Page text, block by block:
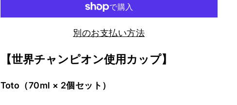
別のお支払い方法
【世界チャンピオン使用カップ】
Toto（70ml × 2個セット）